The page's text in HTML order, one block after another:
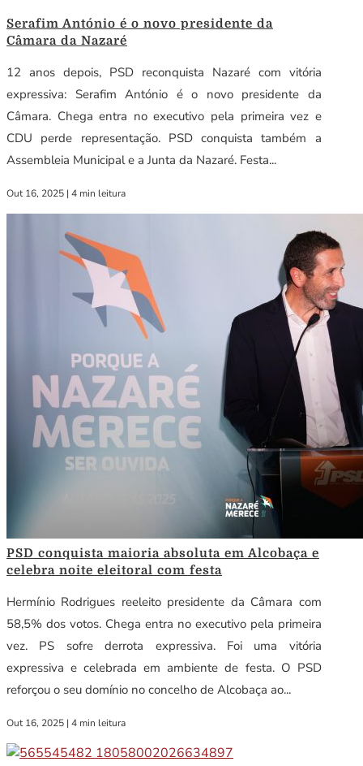
Serafim António é o novo presidente da
Câmara da Nazaré
12 anos depois, PSD reconquista Nazaré com vitória
expressiva: Serafim António é o novo presidente da
Câmara. Chega entra no executivo pela primeira vez e
CDU perde representação. PSD conquista também a
Assembleia Municipal e a Junta da Nazaré. Festa...
Out 16, 2025 | 4 min leitura
PSD conquista maioria absoluta em Alcobaça e
celebra noite eleitoral com festa
Hermínio Rodrigues reeleito presidente da Câmara com
58,5% dos votos. Chega entra no executivo pela primeira
vez. PS sofre derrota expressiva. Foi uma vitória
expressiva e celebrada em ambiente de festa. O PSD
reforçou o seu domínio no concelho de Alcobaça ao...
Out 16, 2025 | 4 min leitura